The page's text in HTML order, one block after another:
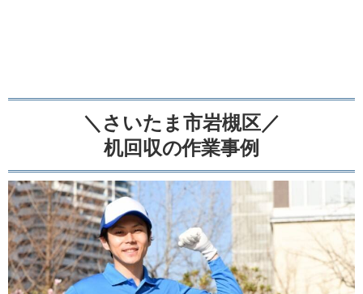
＼さいたま市岩槻区／
机回収の作業事例